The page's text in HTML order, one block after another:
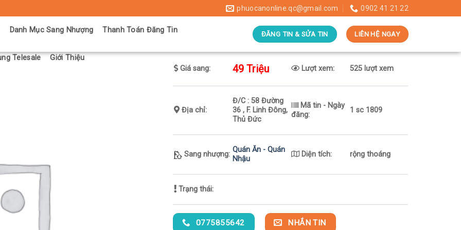
phuocanonline.qc@gmail.com 0902 41 21 22
Danh Mục Sang Nhượng Thanh Toán Đăng Tin
Telesale Giới Thiệu
ĐĂNG TIN & SỬA TIN LIÊN HỆ NGAY
Giá sang: 49 Triệu Lượt xem: 525 lượt xem
Địa chỉ:
Đ/C : 58 Đường
36 , F. Linh Đông,
Thủ Đức
Mã tin - Ngày
đăng:
1 sc 1809
Sang nhượng:
Quán Ăn - Quán
Nhậu
Diện tích: rộng thoáng
Trạng thái:
0775855642 NHẮN TIN